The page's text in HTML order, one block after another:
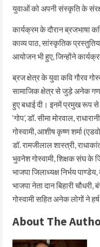
युवाओं को अपनी संस्कृति के
कार्यक्रम के दौरान ब्रजभाषा
काव्य पाठ, सांस्कृतिक
आयोजन भी हुए, जिन्होंने
ब्रज क्षेत्र के युवा कवि गौरव
सामाजिक क्षेत्र से जुड़े अनेक
हुए बधाई दी। इनमें प्रमुख रूप से
‘गोप’, डॉ. सीमा मोरवाल,
गोस्वामी, आशीष कृष्ण शर्मा
डॉ. रामजीलाल शास्त्री,
भुवनेश गोस्वामी, शिक्षक संघ के
भाजपा जिलाध्यक्ष निर्भय
भाजपा नेता दान बिहारी चौधरी,
गोस्वामी सहित अनेक लोगों ने
About The